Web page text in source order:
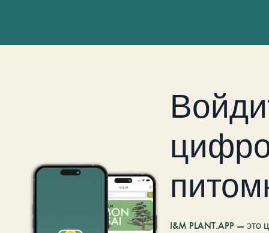
I&M PLANT.APP —